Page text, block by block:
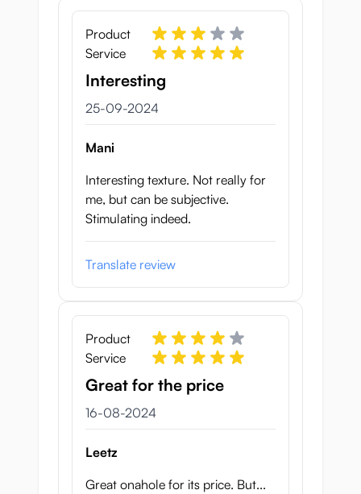
Product
Service
Interesting
25 september 2024
25-09-2024
Mani
Interesting texture. Not really for
me, but can be subjective.
Stimulating indeed.
Translate review
Product
Service
Great for the price
16 augustus 2024
16-08-2024
Leetz
Great onahole for its price. But...